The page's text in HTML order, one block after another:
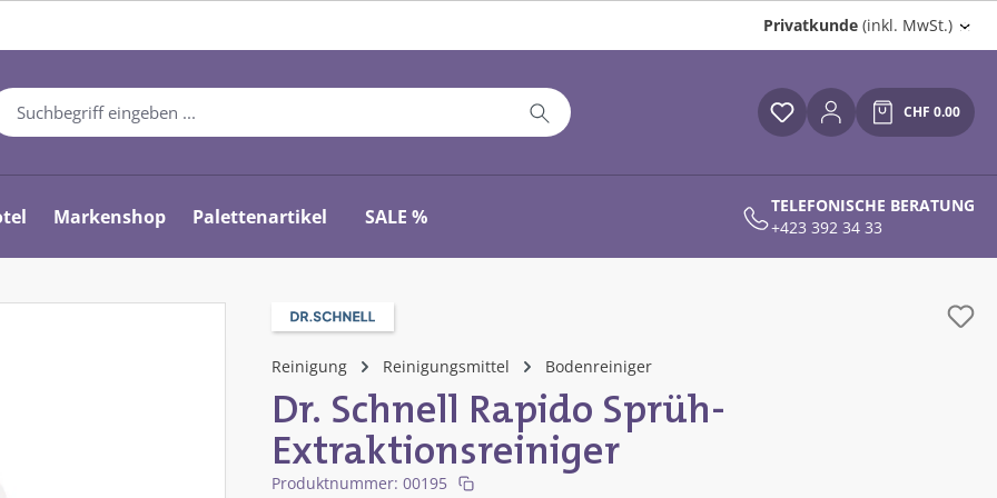
Privatkunde (inkl. MwSt.)
Du hast 0 Produkte auf
CHF 0.00
Markenshop Palettenartikel SALE %
TELEFONISCHE BERATUNG
+423 392 34 33
Reinigung Reinigungsmittel Bodenreiniger
Dr. Schnell Rapido Sprüh-
Extraktionsreiniger
Produktnummer: 00195